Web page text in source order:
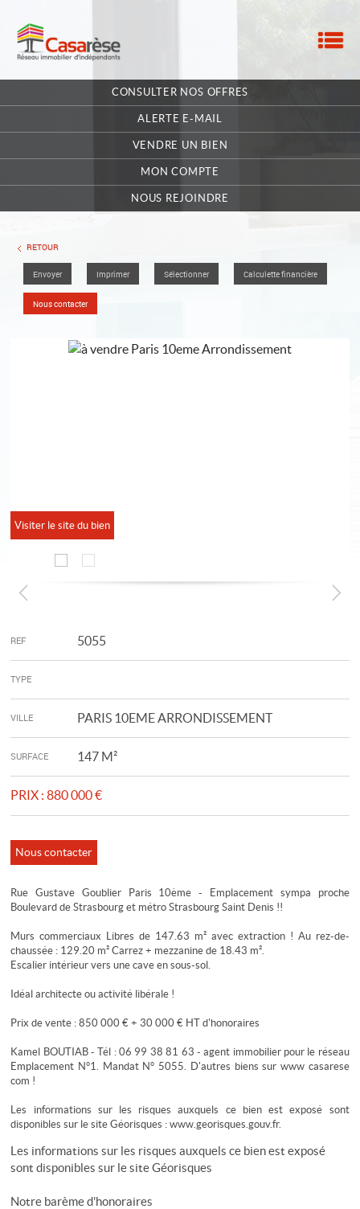
NOTRE RÉSEAU
MA SÉLECTION 0
POSTULEZ EN LIGNE
CONSULTER NOS OFFRES
ALERTE E-MAIL
VENDRE UN BIEN
MON COMPTE
NOUS REJOINDRE
RETOUR
Envoyer Imprimer Sélectionner Calculette financière
Nous contacter
Visiter le site du bien
REF 5055
TYPE
VILLE PARIS 10EME ARRONDISSEMENT
SURFACE 147 M²
PRIX : 880 000 €
Nous contacter
Rue Gustave Goublier Paris 10ème - Emplacement sympa proche
Boulevard de Strasbourg et métro Strasbourg Saint Denis !!
Murs commerciaux Libres de 147.63 m² avec extraction ! Au rez-de-
chaussée : 129.20 m² Carrez + mezzanine de 18.43 m².
Escalier intérieur vers une cave en sous-sol.
Idéal architecte ou activité libérale !
Prix de vente : 850 000 € + 30 000 € HT d'honoraires
Kamel BOUTIAB - Tél : 06 99 38 81 63 - agent immobilier pour le réseau
Emplacement N°1. Mandat N° 5055. D'autres biens sur www casarese
com !
Les informations sur les risques auxquels ce bien est exposé sont
disponibles sur le site Géorisques : www.georisques.gouv.fr.
Les informations sur les risques auxquels ce bien est exposé
sont disponibles sur le siteGéorisques
Notre barème d'honoraires